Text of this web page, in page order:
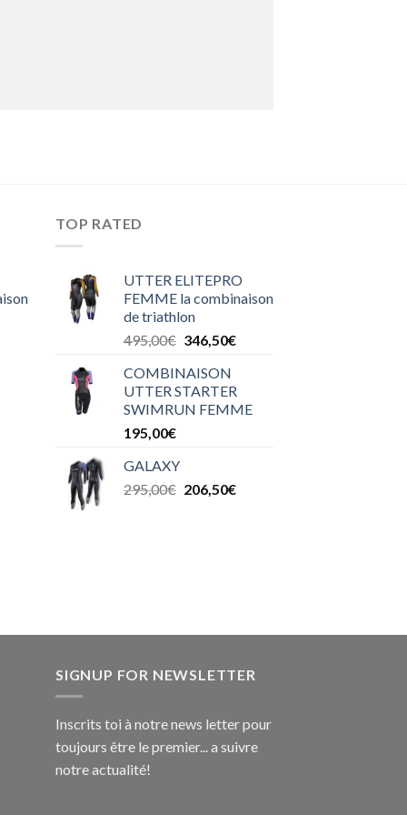
TOP RATED
UTTER ELITEPRO
FEMME la combinaison
de triathlon
495,00€ 346,50€
COMBINAISON
UTTER STARTER
SWIMRUN FEMME
195,00€
GALAXY
295,00€ 206,50€
SIGNUP FOR NEWSLETTER
Inscrits toi à notre news letter pour
toujours être le premier... a suivre
notre actualité!